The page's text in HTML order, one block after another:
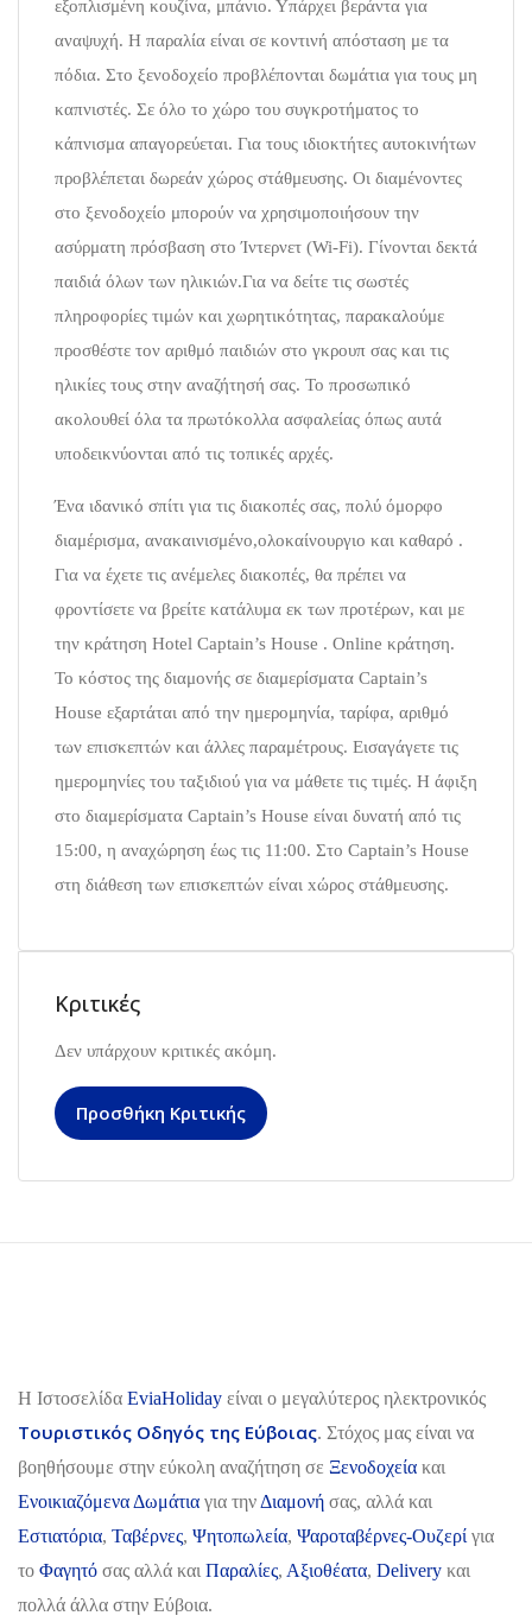
εξοπλισμένη κουζίνα, μπάνιο. Υπάρχει βεράντα για
αναψυχή. Η παραλία είναι σε κοντινή απόσταση με τα
πόδια. Στο ξενοδοχείο προβλέπονται δωμάτια για τους μη
καπνιστές. Σε όλο το χώρο του συγκροτήματος το
κάπνισμα απαγορεύεται. Για τους ιδιοκτήτες αυτοκινήτων
προβλέπεται δωρεάν χώρος στάθμευσης. Οι διαμένοντες
στο ξενοδοχείο μπορούν να χρησιμοποιήσουν την
ασύρματη πρόσβαση στο Ίντερνετ (Wi-Fi). Γίνονται δεκτά
παιδιά όλων των ηλικιών.Για να δείτε τις σωστές
πληροφορίες τιμών και χωρητικότητας, παρακαλούμε
προσθέστε τον αριθμό παιδιών στο γκρουπ σας και τις
ηλικίες τους στην αναζήτησή σας. Το προσωπικό
ακολουθεί όλα τα πρωτόκολλα ασφαλείας όπως αυτά
υποδεικνύονται από τις τοπικές αρχές.
Ένα ιδανικό σπίτι για τις διακοπές σας, πολύ όμορφο
διαμέρισμα, ανακαινισμένο,ολοκαίνουργιο και καθαρό .
Για να έχετε τις ανέμελες διακοπές, θα πρέπει να
φροντίσετε να βρείτε κατάλυμα εκ των προτέρων, και με
την κράτηση Hotel Captain’s House . Online κράτηση.
Το κόστος της διαμονής σε διαμερίσματα Captain’s
House εξαρτάται από την ημερομηνία, ταρίφα, αριθμό
των επισκεπτών και άλλες παραμέτρους. Εισαγάγετε τις
ημερομηνίες του ταξιδιού για να μάθετε τις τιμές. Η άφιξη
στο διαμερίσματα Captain’s House είναι δυνατή από τις
15:00, η αναχώρηση έως τις 11:00. Στο Captain’s House
στη διάθεση των επισκεπτών είναι xώρος στάθμευσης.
Κριτικές
Δεν υπάρχουν κριτικές ακόμη.
Προσθήκη Κριτικής
H Ιστοσελίδα EviaHoliday είναι ο μεγαλύτερος ηλεκτρονικός
Τουριστικός Οδηγός της Εύβοιας. Στόχος μας είναι να
βοηθήσουμε στην εύκολη αναζήτηση σε Ξενοδοχεία και
Ενοικιαζόμενα Δωμάτια για την Διαμονή σας, αλλά και
Εστιατόρια, Ταβέρνες, Ψητοπωλεία, Ψαροταβέρνες-Ουζερί για
το Φαγητό σας αλλά και Παραλίες, Αξιοθέατα, Delivery και
πολλά άλλα στην Εύβοια.